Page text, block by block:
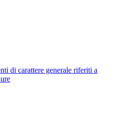
di carattere generale riferiti a